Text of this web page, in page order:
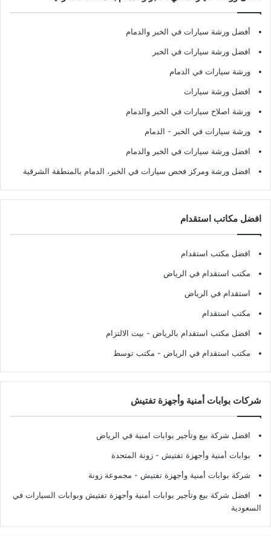
أفضل ورشة سيارات في الخبر والدمام
افضل ورشة سيارات في الخبر
ورشة سيارات في الدمام
افضل ورشة سيارات
ورشة اصلاح سيارات في الخبر والدمام
ورشة سيارات في الخبر - الدمام
افضل ورشة سيارات في الخبر والدمام
افضل ورشة ومركز فحص سيارات في الخبر، الدمام بالمنطقة الشرقية
افضل مكاتب استقدام
افضل مكتب استقدام
مكتب استقدام في الرياض
استقدام في الرياض
مكتب استقدام
افضل مكتب استقدام بالرياض - بيت الالتزام
مكتب استقدام في الرياض - مكتب توسط
شركات بوابات أمنية وأجهزة تفتيش
افضل شركة بيع وتأجير بوابات امنية في الرياض
بوابات أمنية وأجهزة تفتيش - زونة المتحدة
شركة بوابات أمنية وأجهزة تفتيش - مجموعة زونة
افضل شركة بيع وتأجير بوابات أمنية وأجهزة تفتيش وبوابات السيارات في
السعودية